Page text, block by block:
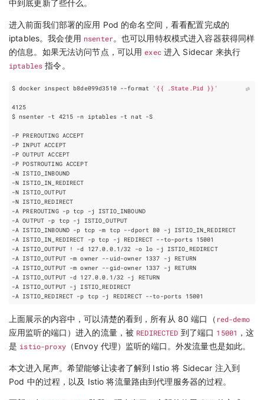
中到底更新了些什么。
进入前面我们部署的应用 Pod 的命名空间，看看配置完成的
iptables。我会使用 nsenter。也可以用特权模式进入容器获得同样
的信息。如果无法访问节点，可以用exec进入 Sidecar 来执行
iptables 指令。
$ docker inspect b8de099d3510 --format '{{ .State.Pid }}'
4125
$ nsenter -t 4215
-P INPUT ACCEPT
-P POSTROUTING ACCEPT
-N ISTIO_OUTPUT
-A PREROUTING -p tcp -j ISTIO_INBOUND
-A ISTIO_INBOUND -p tcp -m tcp --dport 80
-A ISTIO_IN_REDIRECT -p tcp -j REDIRECT --to-ports 15001
-A ISTIO_OUTPUT ! -d 127.0.0.1/32 -o lo -j ISTIO_REDIRECT
-A ISTIO_OUTPUT -m owner --uid-owner 1337
-j RETURN
-A ISTIO_OUTPUT -m owner --gid-owner 1337
-j RETURN
-A ISTIO_REDIRECT -p tcp -j REDIRECT --to-ports
15001
上面展示的内容中，可以清楚的看到，所有从 80 端口（ red-demo
应用监听的端口）进入的流量，被 REDIRECTED 到了端口 15001 ，这
是 istio-proxy（Envoy 代理）监听的端口。外发流量也是如此。
本文进入尾声。希望能够让读者了解到 Istio 将 Sidecar 注入到
Pod 中的过程，以及 Istio 将流量路由到代理服务器的过程。